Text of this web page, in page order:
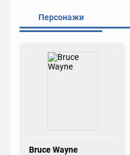
Персонажи
Bruce Wayne